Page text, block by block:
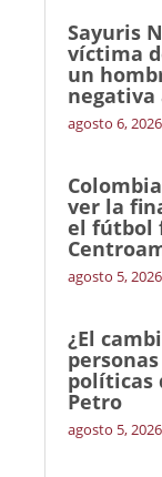
Sayuris
víctima
un
negativa
agosto 6, 2026
ver la
el fútbol
agosto 5, 2026
¿El
personas
políticas
Petro
agosto 5, 2026